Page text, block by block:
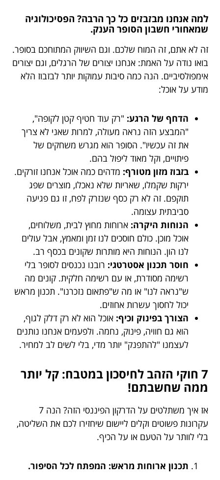
למה אנחנו מבזבזים כל כך הרבה? הפסיכולוגיה
שמאחורי חשבון הסופר הענק.
זה לא אתם, זה המוח שלכם. וגם השיווק המתוחכם בסופר.
בואו נודה על האמת: אנחנו יצורים של הרגלים, וגם יצורים
אימפולסיביים. הנה כמה סיבות עמוקות יותר לבזבוז הלא
מודע על אוכל:
הדחף של הרגע: "רק עוד חטיף קטן לקופה",
"המבצע הזה נראה מעולה, למרות שאני לא צריך
את זה עכשיו". הסופר הוא מגרש משחקים של
פיתויים, וקל מאוד ליפול בהם.
בזבוז מזון מטורף: מדהים כמה אוכל אנחנו זורקים.
ירקות שקמלו, שאריות שלא נאכלו, מוצרים שפג
תוקפם. זה לא רק כסף שנזרק לפח, זו גם פגיעה
סביבתית עצומה.
הנוחות היקרה: ארוחות מחוץ לבית, משלוחים,
אוכל מוכן. כולם חוסכים לנו זמן ומאמץ, אבל עולים
לנו הון. הנוחות היא מותרות שקונים בכסף רב.
חוסר תכנון אסטרטגי: רובנו נכנסים לסופר בלי
רשימה מסודרת, או עם רשימה חלקית. קונים מה
ש"נראה לנו" או מה ש"פתאום נזכרנו". תכנון מראש
יכול לחסוך עשרות אחוזים.
הצורך בפינוק וכיף: אוכל הוא לא רק דלק לגוף,
הוא גם חוויה, פינוק, נחמה. ולפעמים אנחנו נותנים
לעצמנו "להתפנק" יותר מדי, בלי לשים לב למחיר.
7 חוקי הזהב לחיסכון במטבח: קל יותר
ממה שחשבתם!
אז איך משתלטים על הדרקון הפיננסי הזה? הנה 7
עקרונות פשוטים וקלים ליישום שיחזירו לכם את השליטה,
בלי לוותר על הטעם או על הכיף.
תכנון ארוחות מראש: המפתח לכל הסיפור.